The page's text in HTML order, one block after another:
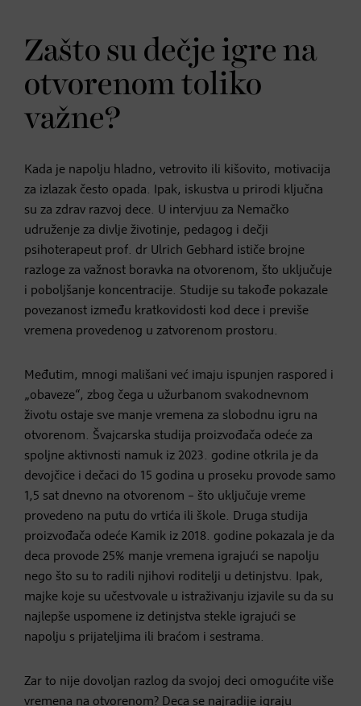
Zašto su dečje igre na
otvorenom toliko
važne?
Kada je napolju hladno, vetrovito ili kišovito, motivacija
za izlazak često opada. Ipak, iskustva u prirodi ključna
su za zdrav razvoj dece. U intervjuu za Nemačko
udruženje za divlje životinje, pedagog i dečji
psihoterapeut prof. dr Ulrich Gebhard ističe brojne
razloge za važnost boravka na otvorenom, što uključuje
i poboljšanje koncentracije. Studije su takođe pokazale
povezanost između kratkovidosti kod dece i previše
vremena provedenog u zatvorenom prostoru.
Međutim, mnogi mališani već imaju ispunjen raspored i
„obaveze“, zbog čega u užurbanom svakodnevnom
životu ostaje sve manje vremena za slobodnu igru na
otvorenom. Švajcarska studija proizvođača odeće za
spoljne aktivnosti namuk iz 2023. godine otkrila je da
devojčice i dečaci do 15 godina u proseku provode samo
1,5 sat dnevno na otvorenom – što uključuje vreme
provedeno na putu do vrtića ili škole. Druga studija
proizvođača odeće Kamik iz 2018. godine pokazala je da
deca provode 25% manje vremena igrajući se napolju
nego što su to radili njihovi roditelji u detinjstvu. Ipak,
majke koje su učestvovale u istraživanju izjavile su da su
najlepše uspomene iz detinjstva stekle igrajući se
napolju s prijateljima ili braćom i sestrama.
Zar to nije dovoljan razlog da svojoj deci omogućite više
vremena na otvorenom? Deca se najradije igraju